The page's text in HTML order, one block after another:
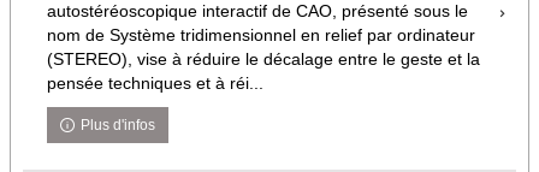
autostéréoscopique interactif de CAO, présenté sous le
nom de Système tridimensionnel en relief par ordinateur
(STEREO), vise à réduire le décalage entre le geste et la
pensée techniques et à réi...
Plus d'infos